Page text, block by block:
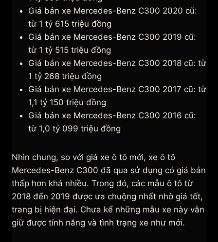
Giá bán xe Mercedes-Benz C300 2020 cũ:
từ 1 tỷ 615 triệu đồng
Giá bán xe Mercedes-Benz C300 2019 cũ:
từ 1 tỷ 515 triệu đồng
Giá bán xe Mercedes-Benz C300 2018 cũ: từ
1 tỷ 268 triệu đồng
Giá bán xe Mercedes-Benz C300 2017 cũ: từ
1,1 tỷ 150 triệu đồng
Giá bán xe Mercedes-Benz C300 2016 cũ:
từ 1,0 tỷ 099 triệu đồng
Nhìn chung, so với giá xe ô tô mới, xe ô tô
Mercedes-Benz C300 đã qua sử dụng có giá bán
thấp hơn khá nhiều. Trong đó, các mẫu ô tô từ
2018 đến 2019 được ưa chuộng nhất nhờ giá tốt,
trang bị hiện đại. Chưa kể những mẫu xe này vẫn
giữ được tính năng và tình trạng xe như mới.